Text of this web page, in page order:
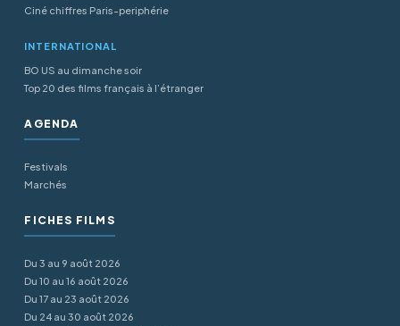
Ciné chiffres Paris-periphérie
INTERNATIONAL
BO US au dimanche soir
Top 20 des films français à l’étranger
AGENDA
Festivals
Marchés
FICHES FILMS
Du 3 au 9 août 2026
Du 10 au 16 août 2026
Du 17 au 23 août 2026
Du 24 au 30 août 2026